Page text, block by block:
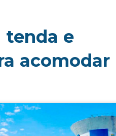
tenda e
acomodar